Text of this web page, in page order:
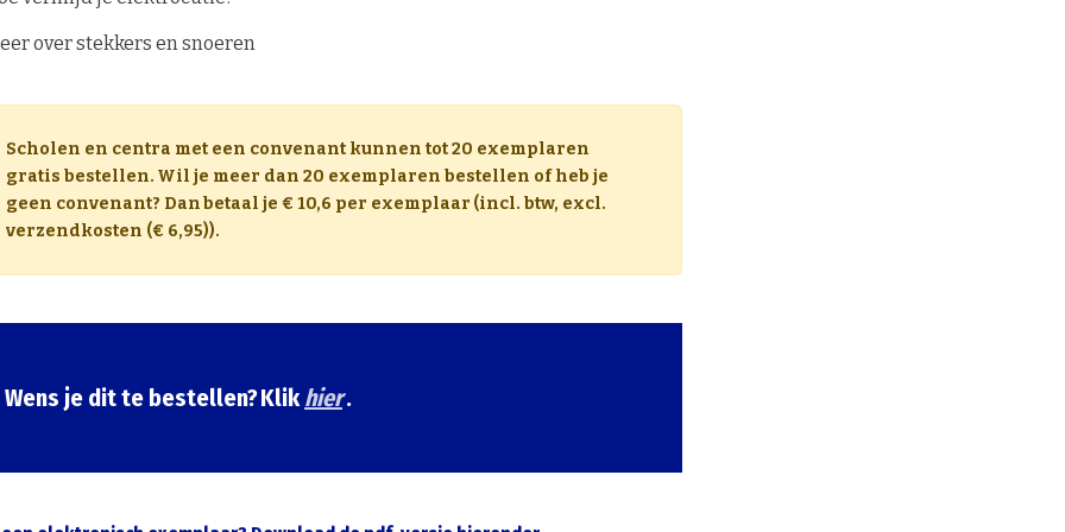
over stekkers en snoeren
Scholen en centra met een convenant kunnen tot 20 exemplaren
gratis bestellen. Wil je meer dan 20 exemplaren bestellen of heb je
geen convenant? Dan betaal je € 10,6 per exemplaar (incl. btw, excl.
verzendkosten (€ 6,95)).
Wens je dit te bestellen? Klikhier.